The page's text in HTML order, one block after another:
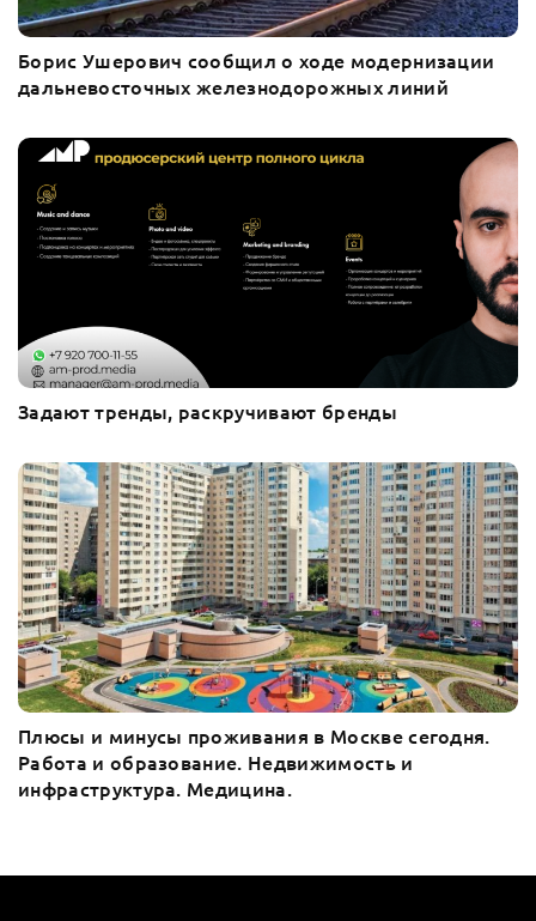
Борис Ушерович сообщил о ходе модернизации
дальневосточных железнодорожных линий
Задают тренды, раскручивают бренды
Плюсы и минусы проживания в Москве сегодня.
Работа и образование. Недвижимость и
инфраструктура. Медицина.